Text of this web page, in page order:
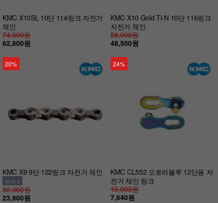
KMC X10SL 10단 114링크 자전거
체인
74,000원
62,800원
KMC X10 Gold Ti-N 10단 116링크
자전거 체인
58,000원
48,500원
20%
KMC X9 9단 122링크 자전거 체인
판매 3
30,000원
23,900원
24%
KMC CL552 오로라블루 12단용 자
전거 체인 링크
10,000원
7,640원